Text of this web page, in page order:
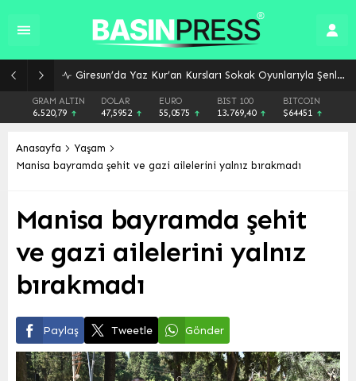
Giresun’da Yaz Kur’an Kursları Sokak Oyunlarıyla Şenlendi: Gelenekler Yeniden Canlandı
GRAM ALTIN
6.520,79
DOLAR
47,5952
EURO
55,0575
BIST 100
13.769,40
BITCOIN
$64451
Anasayfa
Yaşam
Manisa bayramda şehit ve gazi ailelerini yalnız bırakmadı
Manisa bayramda şehit
ve gazi ailelerini yalnız
bırakmadı
Paylaş Tweetle Gönder